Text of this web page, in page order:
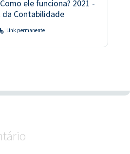
ele funciona? 2021 -
da Contabilidade
Link permanente